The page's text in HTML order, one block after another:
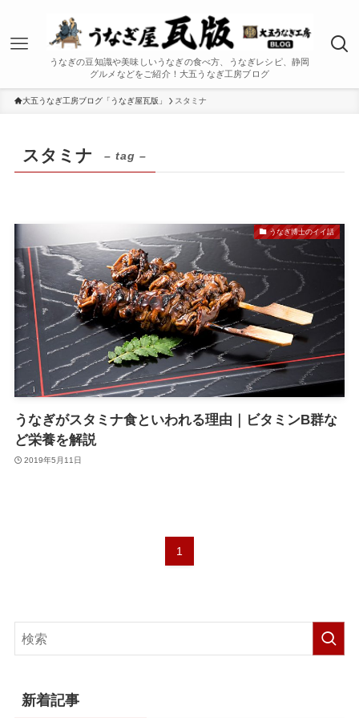
うなぎの豆知識や美味しいうなぎの食べ方、うなぎレシピ、静岡
グルメなどをご紹介！大五うなぎ工房ブログ
大五うなぎ工房ブログ「うなぎ屋瓦版」 スタミナ
スタミナ – tag –
うなぎ博士のイイ話
うなぎがスタミナ食といわれる理由｜ビタミンB群な
ど栄養を解説
2019年5月11日
1
新着記事